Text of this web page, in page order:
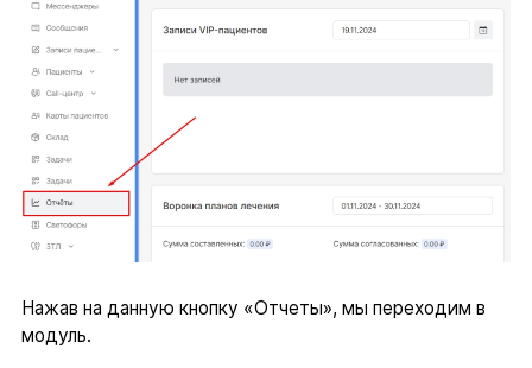
Нажав на данную кнопку «Отчеты», мы переходим в
модуль.